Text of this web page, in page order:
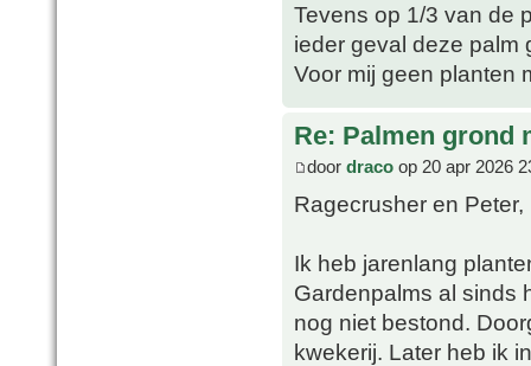
Tevens op 1/3 van de
ieder geval deze palm
Voor mij geen planten
Re: Palmen grond
door draco op 20 apr 2026
Ragecrusher en Peter,
Ik heb jarenlang
Gardenpalms al sinds
nog niet bestond.
kwekerij. Later heb ik